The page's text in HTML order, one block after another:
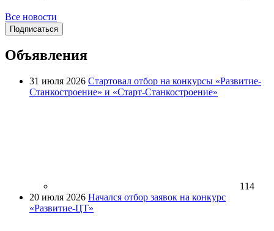
Все новости
Подписаться
Объявления
31 июля 2026 Стартовал отбор на конкурсы «Развитие-
Станкостроение» и «Старт-Станкостроение»
114
20 июля 2026 Начался отбор заявок на конкурс
«Развитие-ЦТ»